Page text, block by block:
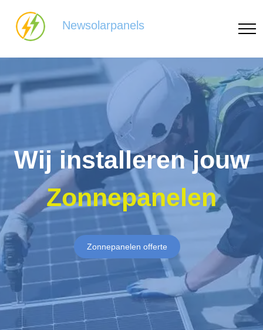
Newsolarpanels
Wij installeren jouw
Zonnepanelen
Zonnepanelen offerte